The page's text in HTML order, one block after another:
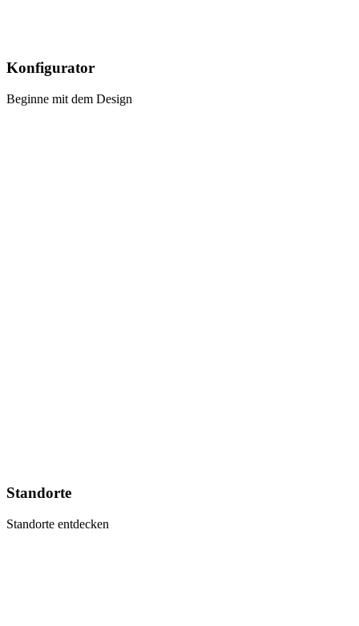
Konfigurator
Beginne mit dem Design
Standorte
Standorte entdecken